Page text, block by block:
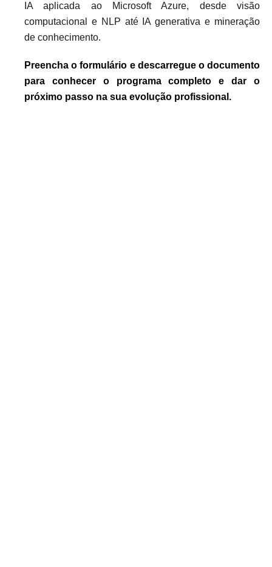
IA aplicada ao Microsoft Azure, desde visão
computacional e NLP até IA generativa e mineração
de conhecimento.
Preencha o formulário e descarregue o documento
para conhecer o programa completo e dar o
próximo passo na sua evolução profissional.